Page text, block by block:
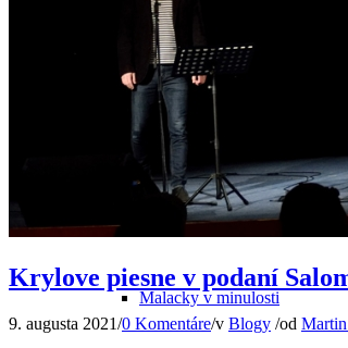
Odkiaľ pochádza názov mesta
Malacky v minulosti
Krylove piesne v podaní
9. augusta 2021/0 Komentáre/v Blogy /od